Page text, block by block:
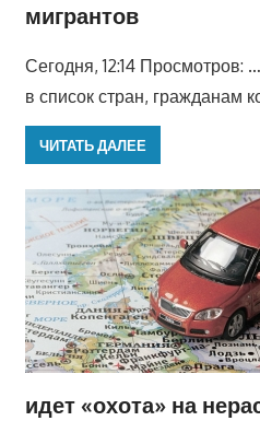
мигрантов
Сегодня, 12:14 Просмотров:
в список стран, гражданам
ЧИТАТЬ ДАЛЕЕ
идет «охота» на